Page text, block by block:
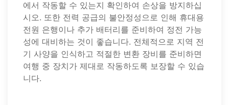
에서 작동할 수 있는지 확인하여 손상을 방지하십
시오. 또한 전력 공급의 불안정성으로 인해 휴대용
전원 은행이나 추가 배터리를 준비하여 정전 가능
성에 대비하는 것이 좋습니다. 전체적으로 지역 전
기 사양을 인식하고 적절한 변환 장비를 준비하면
여행 중 장치가 제대로 작동하도록 보장할 수 있습
니다.